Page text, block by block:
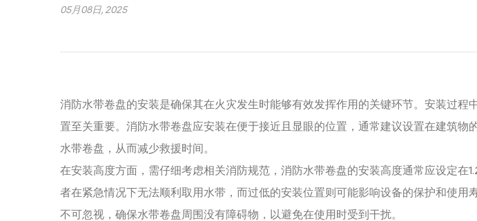
05月08日, 2025
消防水带卷盘的安装是确保其在火灾发生时能够有效发挥作用的关键环节。安装过
置至关重要。消防水带卷盘应安装在便于接近且显眼的位置，通常建议设置在建筑
水带卷盘，从而减少救援时间。
在安装高度方面，需仔细考虑相关消防规范，消防水带卷盘的安装高度通常应设定在
者在紧急情况下无法顺利取用水带，而过低的安装位置则可能影响设备的保护和使
不可忽视，确保水带卷盘周围没有障碍物，以避免在使用时受到干扰。